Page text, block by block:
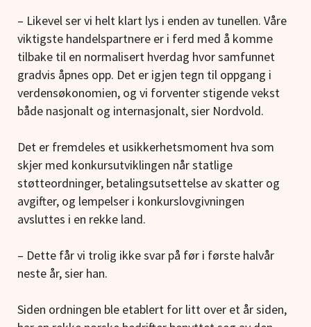
– Likevel ser vi helt klart lys i enden av tunellen. Våre
viktigste handelspartnere er i ferd med å komme
tilbake til en normalisert hverdag hvor samfunnet
gradvis åpnes opp. Det er igjen tegn til oppgang i
verdensøkonomien, og vi forventer stigende vekst
både nasjonalt og internasjonalt, sier Nordvold.
Det er fremdeles et usikkerhetsmoment hva som
skjer med konkursutviklingen når statlige
støtteordninger, betalingsutsettelse av skatter og
avgifter, og lempelser i konkurslovgivningen
avsluttes i en rekke land.
– Dette får vi trolig ikke svar på før i første halvår
neste år, sier han.
Siden ordningen ble etablert for litt over et år siden,